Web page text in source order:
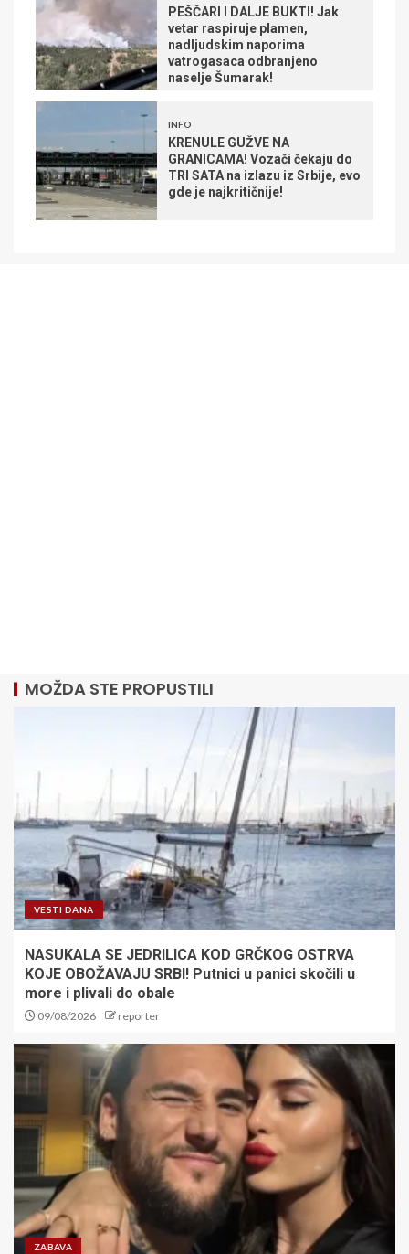
PEŠČARI I DALJE BUKTI! Jak
vetar raspiruje plamen,
nadljudskim naporima
vatrogasaca odbranjeno
naselje Šumarak!
INFO
KRENULE GUŽVE NA
GRANICAMA! Vozači čekaju do
TRI SATA na izlazu iz Srbije, evo
gde je najkritičnije!
MOŽDA STE PROPUSTILI
VESTI DANA
NASUKALA SE JEDRILICA KOD GRČKOG OSTRVA
KOJE OBOŽAVAJU SRBI! Putnici u panici skočili u
more i plivali do obale
09/08/2026 reporter
ZABAVA